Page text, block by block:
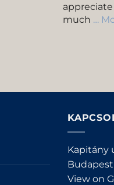
much …
Kapitány
View on